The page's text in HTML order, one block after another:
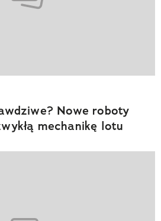
Nowe roboty
mechanikę lotu